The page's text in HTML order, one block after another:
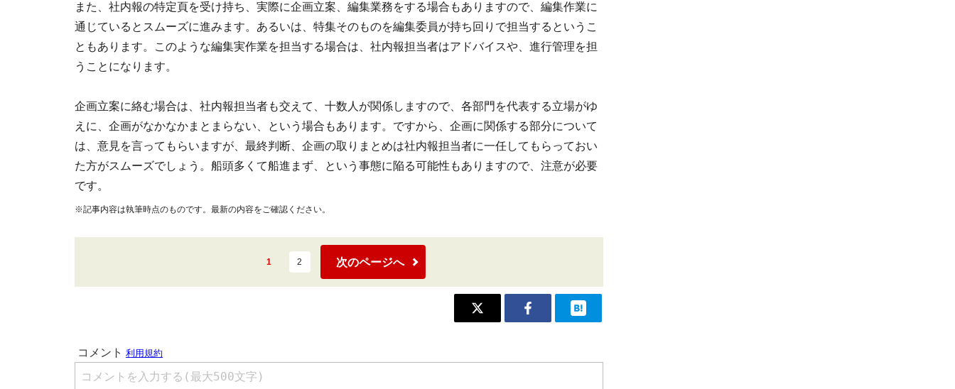
また、社内報の特定頁を受け持ち、実際に企画立案、編集業務をする場合もありますので、編集作業に
通じているとスムーズに進みます。あるいは、特集そのものを編集委員が持ち回りで担当するというこ
ともあります。このような編集実作業を担当する場合は、社内報担当者はアドバイスや、進行管理を担
うことになります。
企画立案に絡む場合は、社内報担当者も交えて、十数人が関係しますので、各部門を代表する立場がゆ
えに、企画がなかなかまとまらない、という場合もあります。ですから、企画に関係する部分について
は、意見を言ってもらいますが、最終判断、企画の取りまとめは社内報担当者に一任してもらっておい
た方がスムーズでしょう。船頭多くて船進まず、という事態に陥る可能性もありますので、注意が必要
です。
※記事内容は執筆時点のものです。最新の内容をご確認ください。
1 2 次のページへ